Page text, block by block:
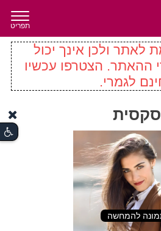
תפריט
לאתר ולכן אינך יכול
ההאתר. הצטרפו עכשיו
לגמרי.
סקסית
להמחשה